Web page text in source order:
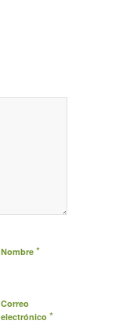
Nombre *
Correo
electrónico *